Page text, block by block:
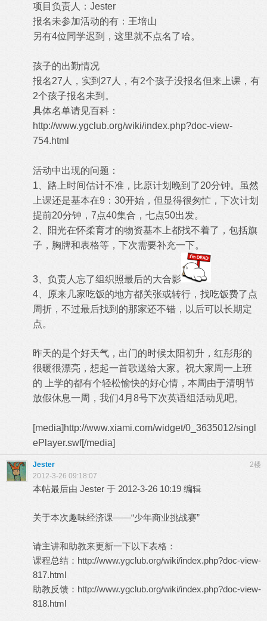
项目负责人：Jester
报名未参加活动的有：王培山
另有4位同学迟到，这里就不点名了哈。
孩子的出勤情况
报名27人，实到27人，有2个孩子没报名但来上课，有
2个孩子报名未到。
具体名单请见百科：
http://www.ygclub.org/wiki/index.php?doc-view-
754.html
活动中出现的问题：
1、路上时间估计不准，比原计划晚到了20分钟。虽然
上课还是基本在9：30开始，但显得很匆忙，下次计划
提前20分钟，7点40集合，七点50出发。
2、阳光在怀柔育才的物资基本上都找不着了，包括旗
子，胸牌和表格等，下次需要补充一下。
3、负责人忘了组织照最后的大合影
4、原来几家吃饭的地方都关张或转行，找吃饭费了点
周折，不过最后找到的那家还不错，以后可以长期定
点。
昨天的是个好天气，出门的时候太阳初升，红彤彤的
很暖很漂亮，想起一首歌送给大家。祝大家周一上班
的 上学的都有个轻松愉快的好心情，本周由于清明节
放假休息一周，我们4月8号下次英语组活动见吧。
[media]http://www.xiami.com/widget/0_3635012/singl
ePlayer.swf[/media]
2楼
Jester
2012-3-26 09:18:07
本帖最后由 Jester 于 2012-3-26 10:19 编辑
关于本次趣味经济课——“少年商业挑战赛”
请主讲和助教来更新一下以下表格：
课程总结： http://www.ygclub.org/wiki/index.php?doc-view-
817.html
助教反馈： http://www.ygclub.org/wiki/index.php?doc-view-
818.html